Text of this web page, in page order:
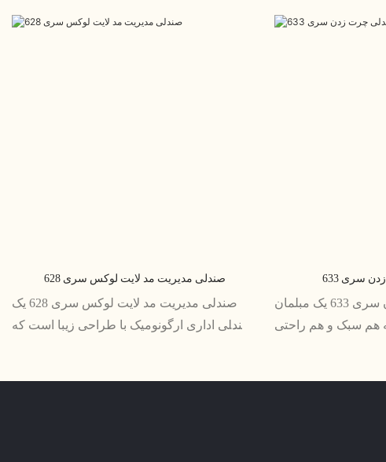
صندلی مدیریت مد لایت لوکس سری 628
صندلی مدیریت مد لایت لوکس سری 628 یک
صندلی اداری ارگونومیک با طراحی زیبا است که
سری 633
تاپ با صندلی چرت زدن سری 633 یک مبلمان
هم سبک و هم راحتی